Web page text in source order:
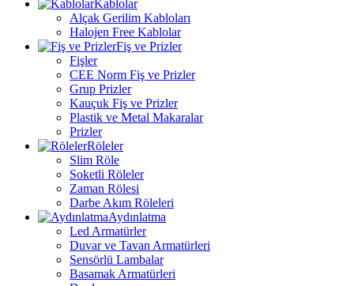
Kablolar
Alçak Gerilim Kabloları
Halojen Free Kablolar
Fiş ve Prizler
Fişler
CEE Norm Fiş ve Prizler
Grup Prizler
Kauçuk Fiş ve Prizler
Plastik ve Metal Makaralar
Prizler
Röleler
Slim Röle
Soketli Röleler
Zaman Rölesi
Darbe Akım Röleleri
Aydınlatma
Led Armatürler
Duvar ve Tavan Armatürleri
Sensörlü Lambalar
Basamak Armatürleri